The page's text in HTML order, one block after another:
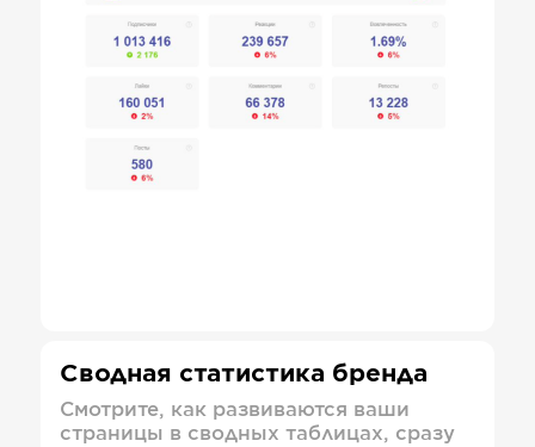
Сводная статистика бренда
Смотрите, как развиваются ваши
страницы в сводных таблицах, сразу